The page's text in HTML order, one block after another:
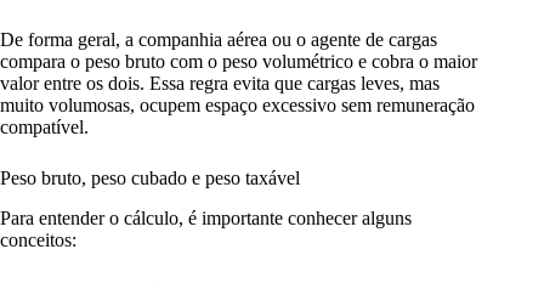
De forma geral, a companhia aérea ou o agente de cargas
compara o peso bruto com o peso volumétrico e cobra o maior
valor entre os dois. Essa regra evita que cargas leves, mas
muito volumosas, ocupem espaço excessivo sem remuneração
compatível.
Peso bruto, peso cubado e peso taxável
Para entender o cálculo, é importante conhecer alguns
conceitos: